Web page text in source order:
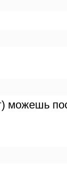
можешь